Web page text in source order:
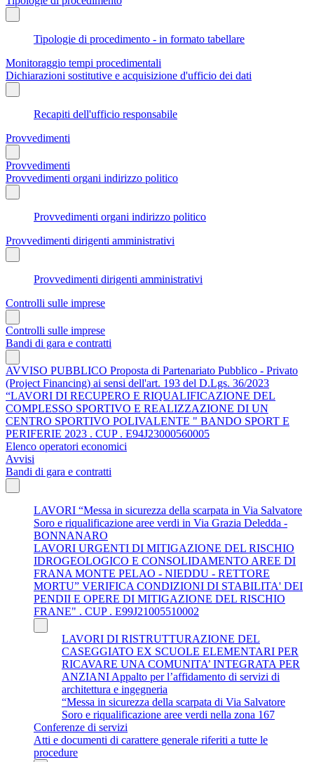
Tipologie di procedimento - in formato tabellare
Monitoraggio tempi procedimentali
Dichiarazioni sostitutive e acquisizione d'ufficio dei dati
Recapiti dell'ufficio responsabile
Provvedimenti
Provvedimenti
Provvedimenti organi indirizzo politico
Provvedimenti organi indirizzo politico
Provvedimenti dirigenti amministrativi
Provvedimenti dirigenti amministrativi
Controlli sulle imprese
Controlli sulle imprese
Bandi di gara e contratti
AVVISO PUBBLICO Proposta di Partenariato Pubblico - Privato
(Project Financing) ai sensi dell'art. 193 del D.Lgs. 36/2023
“LAVORI DI RECUPERO E RIQUALIFICAZIONE DEL
COMPLESSO SPORTIVO E REALIZZAZIONE DI UN
CENTRO SPORTIVO POLIVALENTE " BANDO SPORT E
PERIFERIE 2023 . CUP . E94J23000560005
Elenco operatori economici
Avvisi
Bandi di gara e contratti
LAVORI “Messa in sicurezza della scarpata in Via Salvatore
Soro e riqualificazione aree verdi in Via Grazia Deledda -
BONNANARO
LAVORI URGENTI DI MITIGAZIONE DEL RISCHIO
IDROGEOLOGICO E CONSOLIDAMENTO AREE DI
FRANA MONTE PELAO - NIEDDU - RETTORE
MORTU” VERIFICA CONDIZIONI DI STABILITA' DEI
PENDII E OPERE DI MITIGAZIONE DEL RISCHIO
FRANE" . CUP . E99J21005510002
LAVORI DI RISTRUTTURAZIONE DEL
CASEGGIATO EX SCUOLE ELEMENTARI PER
RICAVARE UNA COMUNITA’ INTEGRATA PER
ANZIANI Appalto per l’affidamento di servizi di
architettura e ingegneria
“Messa in sicurezza della scarpata di Via Salvatore
Soro e riqualificazione aree verdi nella zona 167
Conferenze di servizi
Atti e documenti di carattere generale riferiti a tutte le
procedure